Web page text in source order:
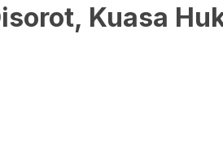
Kuasa